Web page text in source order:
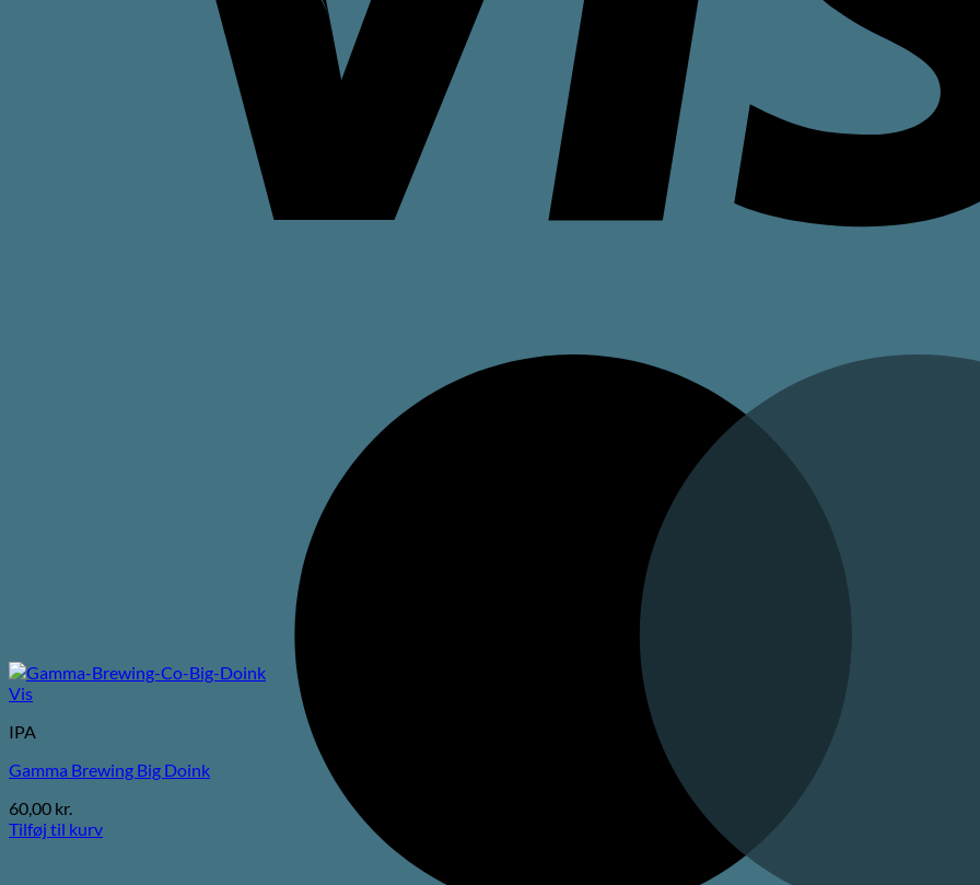
Vis
IPA
Gamma Brewing Big Doink
60,00 kr.
Tilføj til kurv